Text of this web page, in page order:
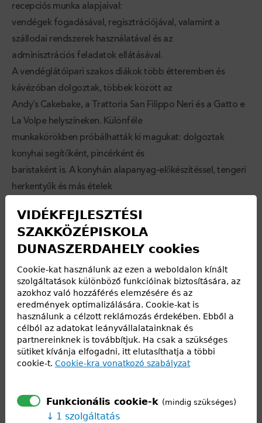
recepciós munka alapjaival:
vendégek fogadásával, regisztrációjával, valamint a
szállodai rendszerek használatával és az
adminisztrációs feladatok ellátásával.
A vendéglátóipari szakos diákok több étteremben és
kávézóban dolgoztak, többek között az
Andy’s Cakebake, a Trattoria San Filippo Neri és a Gatto e
La Volpe helyszíneken. Különféle
munkakörökben próbálhatták ki magukat: dolgoztak
konyhai segítőként, pincérként és
baristaként is. A konyhán alapanyag-előkészítéssel, tengeri
herkentyűk és más ételek
asztalok előkészítésében és a vendégek
kiszolgálásában szereztek tapasztalatot. A bárokban a
kávékészítés fortélyait sajátították el,
beleértve a modern matcha ital elkészítését is.
A szakmai program mellett jutott idő a város felfedezésére
is. A csoport meglátogatta a híres
Milánói dómot, kirándulást tett a Comói-tóhoz, és sétákat
tett Milánó hangulatos, történelmi
utcáin. A hétvégéket kulturális programokkal töltötték, míg
a hétköznapok a tanulásról és a
A kéthetes gyakorlat nemcsak szakmai fejlődést hozott,
hanem a közösséget is erősítette. A
VIDÉKFEJLESZTÉSI
SZAKKÖZÉPISKOLA
DUNASZERDAHELY cookies
Cookie-kat használunk az ezen a weboldalon kínált
szolgáltatások különböző funkcióinak biztosítására, az
azokhoz való hozzáférés elemzésére és az
eredmények optimalizálására. Cookie-kat is
használunk a célzott reklámozás érdekében. Ebből a
célból az adatokat leányvállalatainknak és
partnereinknek is továbbítjuk. Ha csak a szükséges
sütiket kívánja elfogadni, itt elutasíthatja a többi
cookie-t. Cookie-kra vonatkozó szabályzat
Funkcionális cookie-k (mindig szükséges)
1 szolgáltatás